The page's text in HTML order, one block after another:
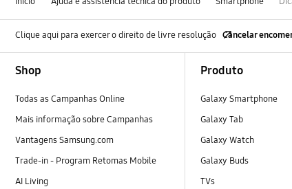
Clique aqui para exercer o direito de livre resolução Cancelar
Shop
Todas as Campanhas Online
Mais informação sobre Campanhas
Vantagens Samsung.com
Trade-in - Program Retomas Mobile
AI Living
Produto
Galaxy Smartphone
Galaxy Tab
Galaxy Watch
Galaxy Buds
TVs